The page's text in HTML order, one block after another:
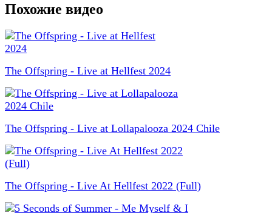
Похожие видео
The Offspring - Live at Hellfest 2024
The Offspring - Live at Lollapalooza 2024 Chile
The Offspring - Live At Hellfest 2022 (Full)